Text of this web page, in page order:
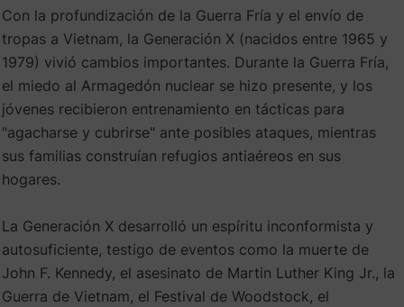
Con la profundización de la Guerra Fría y el envío de
tropas a Vietnam, la Generación X (nacidos entre 1965 y
1979) vivió cambios importantes. Durante la Guerra Fría,
el miedo al Armagedón nuclear se hizo presente, y los
jóvenes recibieron entrenamiento en tácticas para
"agacharse y cubrirse" ante posibles ataques, mientras
sus familias construían refugios antiaéreos en sus
hogares.
La Generación X desarrolló un espíritu inconformista y
autosuficiente, testigo de eventos como la muerte de
John F. Kennedy, el asesinato de Martin Luther King Jr., la
Guerra de Vietnam, el Festival de Woodstock, el